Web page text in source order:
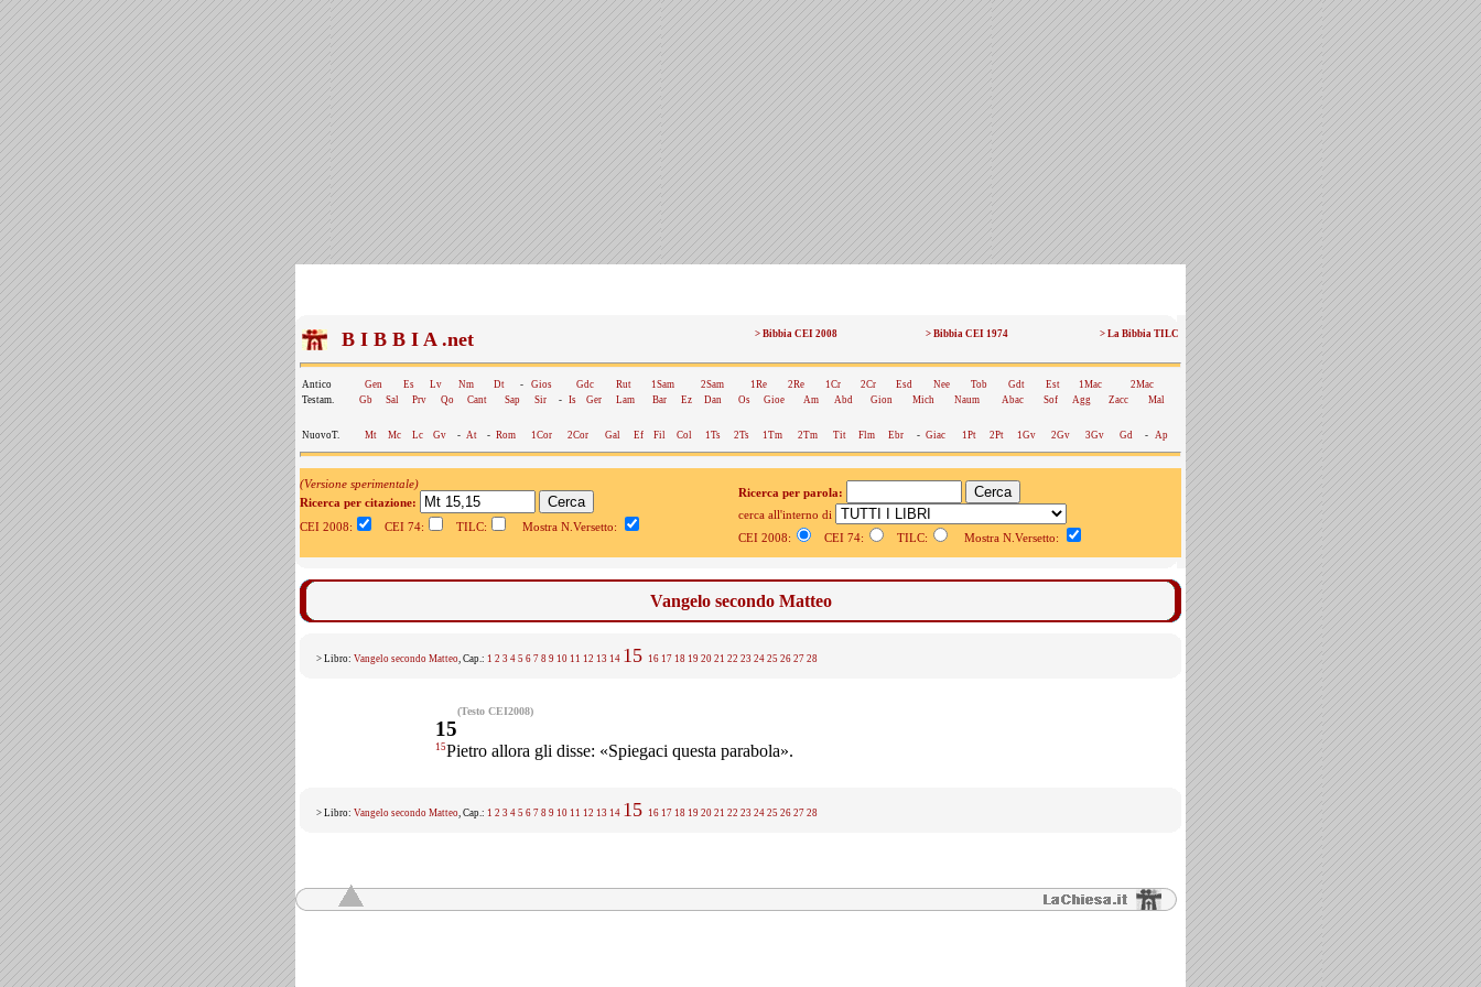
B I B B I A .net > Bibbia CEI 2008 > Bibbia CEI 1974 > La Bibbia TILC
Antico Gen Es Lv Nm Dt - Gios Gdc Rut 1Sam 2Sam 1Re 2Re 1Cr 2Cr Esd Nee Tob Gdt Est 1Mac
2Mac
Testam.
Gb Sal Prv Qo Cant Sap Sir - Is Ger Lam Bar Ez Dan Os Gioe Am Abd Gion Mich Naum Abac Sof Agg Zacc Mal
NuovoT. Mt Mc Lc Gv - At - Rom 1Cor 2Cor Gal Ef Fil Col 1Ts 2Ts 1Tm 2Tm Tit Flm Ebr - Giac 1Pt 2Pt 1Gv 2Gv 3Gv Gd - Ap
(Versione sperimentale)
Ricerca per citazione:
CEI 2008:
CEI 74: TILC: Mostra N.Versetto:
Ricerca per parola:
cerca all'interno di
CEI 2008:
CEI 74: TILC: Mostra N.Versetto:
Vangelo secondo Matteo
> Libro: Vangelo secondo Matteo, Cap.: 1 2 3 4 5 6 7 8 9 10 11 12 13 14 15 16 17 18 19 20 21 22 23 24 25 26 27 28
(Testo CEI2008)
15
15Pietro allora gli disse: «Spiegaci questa parabola».
> Libro: Vangelo secondo Matteo, Cap.: 1 2 3 4 5 6 7 8 9 10 11 12 13 14 15 16 17 18 19 20 21 22 23 24 25 26 27 28